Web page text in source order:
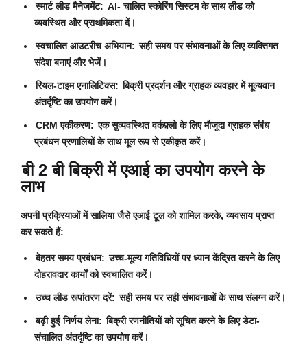
स्मार्ट लीड मैनेजमेंट: AI- चालित स्कोरिंग सिस्टम के साथ लीड को
व्यवस्थित और प्राथमिकता दें।
स्वचालित आउटरीच अभियान: सही समय पर संभावनाओं के लिए व्यक्तिगत
संदेश बनाएं और भेजें।
रियल-टाइम एनालिटिक्स: बिक्री प्रदर्शन और ग्राहक व्यवहार में मूल्यवान
अंतर्दृष्टि का उपयोग करें।
CRM एकीकरण: एक सुव्यवस्थित वर्कफ़्लो के लिए मौजूदा ग्राहक संबंध
प्रबंधन प्रणालियों के साथ मूल रूप से एकीकृत करें।
बी 2 बी बिक्री में एआई का उपयोग करने के
लाभ
अपनी प्रक्रियाओं में सालिया जैसे एआई टूल को शामिल करके, व्यवसाय प्राप्त
कर सकते हैं:
बेहतर समय प्रबंधन: उच्च-मूल्य गतिविधियों पर ध्यान केंद्रित करने के लिए
दोहरावदार कार्यों को स्वचालित करें।
उच्च लीड रूपांतरण दरें: सही समय पर सही संभावनाओं के साथ संलग्न करें।
बढ़ी हुई निर्णय लेना: बिक्री रणनीतियों को सूचित करने के लिए डेटा-
संचालित अंतर्दृष्टि का उपयोग करें।